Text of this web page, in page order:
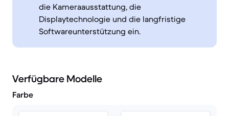
die Kameraausstattung, die
Displaytechnologie und die langfristige
Softwareunterstützung ein.
Verfügbare Modelle
Farbe